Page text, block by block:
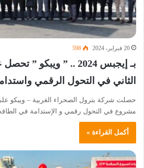
20 فبراير، 2024 598
بـ إيجبس 2024 .. ” ويبكو ”
الثاني في التحول الرقمي
حصلت شركة بترول الصحراء الغربية – ويبكو
مشروع في التحول رقمي و الإستدامة في
أكمل القراءة »